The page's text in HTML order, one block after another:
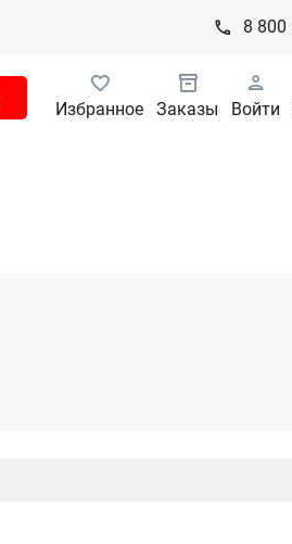
8 800
Избранное Заказы Войти